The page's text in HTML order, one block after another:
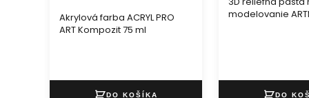
Akrylová farba ACRYL PRO
ART Kompozit 75 ml
modelovanie